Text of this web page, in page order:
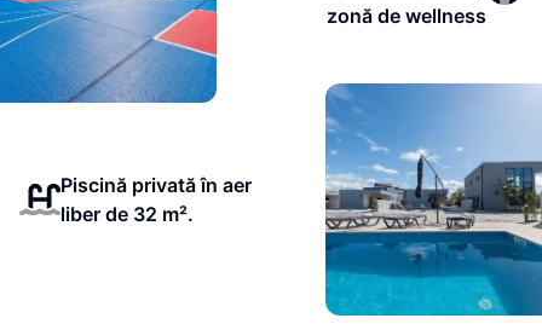
zonă de wellness
Piscină privată în aer
liber de 32 m².